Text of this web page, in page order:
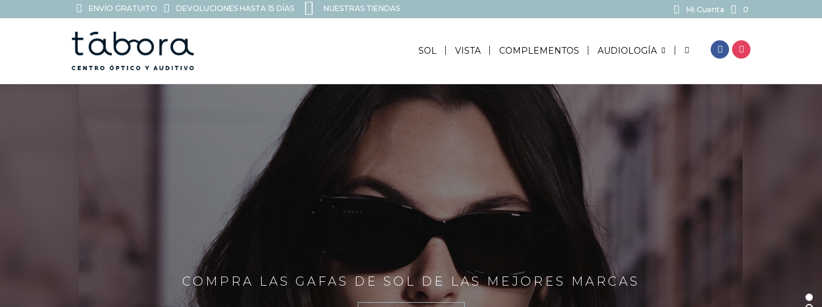
ENVÍO GRATUITO DEVOLUCIONES HASTA 15 DÍAS NUESTRAS TIENDAS Mi Cuenta 0
SOL VISTA COMPLEMENTOS AUDIOLOGÍA BUSCAR...
COMPRA LAS GAFAS DE SOL DE LAS MEJORES MARCAS